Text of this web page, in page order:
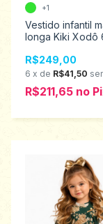
Vestido infantil
longa Kiki Xodô
R$249,00
6 x de R$41,50
R$211,65 no
+1